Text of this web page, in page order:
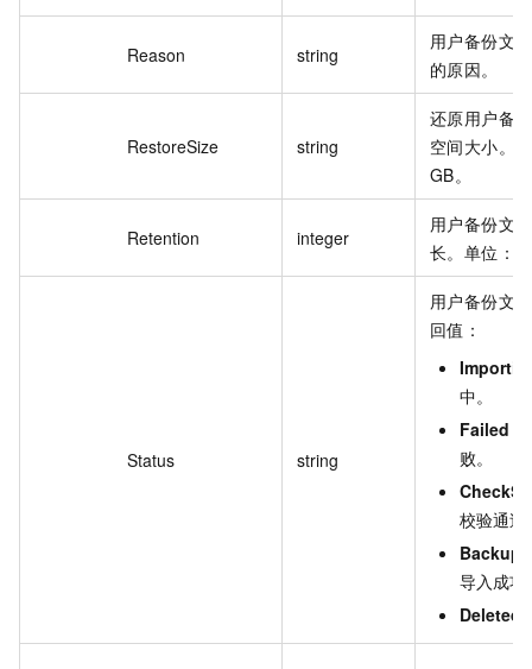
Reason string
用户备份文
的原因。
RestoreSize string
还原用户备
空间大小。
GB。
Retention integer
用户备份文
长。单位：
Status string
用户备份文
回值：
中。
Failed
败。
校验通过
导入成功
Deleted